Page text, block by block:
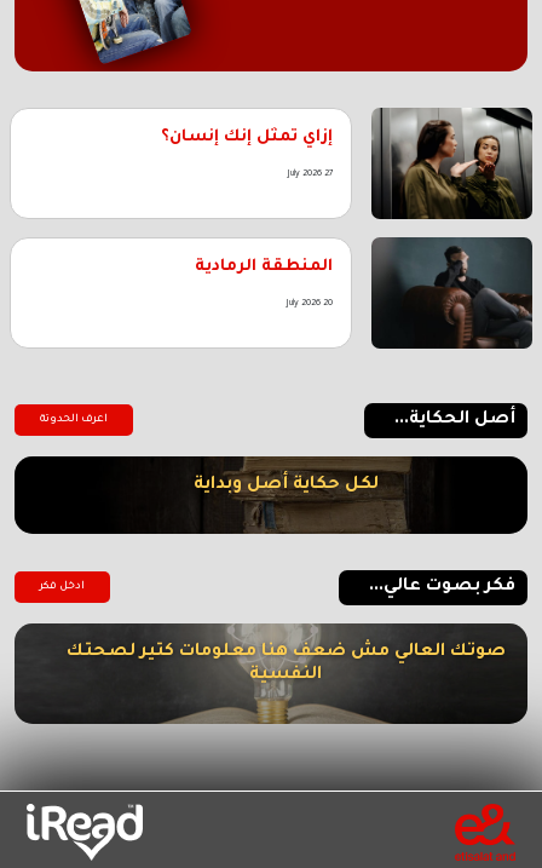
إزاي تمثل إنك إنسان؟
27 July 2026
المنطقة الرمادية
20 July 2026
أصل الحكاية... اعرف الحدوتة
لكل حكاية أصل وبداية
فكر بصوت عالي... ادخل فكر
صوتك العالي مش ضعف هنا معلومات كتير لصحتك
النفسية